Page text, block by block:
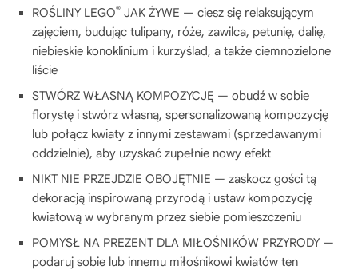
ROŚLINY LEGO® JAK ŻYWE — ciesz się relaksującym
zajęciem, budując tulipany, róże, zawilca, petunię, dalię,
niebieskie konoklinium i kurzyślad, a także ciemnozielone
liście
STWÓRZ WŁASNĄ KOMPOZYCJĘ — obudź w sobie
florystę i stwórz własną, spersonalizowaną kompozycję
lub połącz kwiaty z innymi zestawami (sprzedawanymi
oddzielnie), aby uzyskać zupełnie nowy efekt
NIKT NIE PRZEJDZIE OBOJĘTNIE — zaskocz gości tą
dekoracją inspirowaną przyrodą i ustaw kompozycję
kwiatową w wybranym przez siebie pomieszczeniu
POMYSŁ NA PREZENT DLA MIŁOŚNIKÓW PRZYRODY —
podaruj sobie lub innemu miłośnikowi kwiatów ten